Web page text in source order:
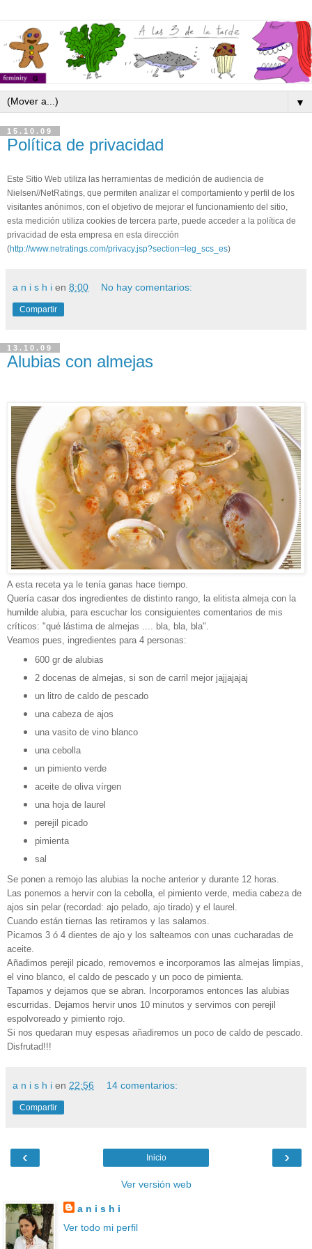
▼
15.10.09
Política de privacidad
Este Sitio Web utiliza las herramientas de medición de audiencia de
Nielsen//NetRatings, que permiten analizar el comportamiento y perfil de los
visitantes anónimos, con el objetivo de mejorar el funcionamiento del sitio,
esta medición utiliza cookies de tercera parte, puede acceder a la política de
privacidad de esta empresa en esta dirección
(http://www.netratings.com/privacy.jsp?section=leg_scs_es)
a n i s h i en 8:00 No hay comentarios:
Compartir
13.10.09
Alubias con almejas
A esta receta ya le tenía ganas hace tiempo.
Quería casar dos ingredientes de distinto rango, la elitista almeja con la
humilde alubia, para escuchar los consiguientes comentarios de mis
críticos: "qué lástima de almejas .... bla, bla, bla".
Veamos pues, ingredientes para 4 personas:
600 gr de alubias
2 docenas de almejas, si son de carril mejor jajjajajaj
un litro de caldo de pescado
una cabeza de ajos
una vasito de vino blanco
una cebolla
un pimiento verde
aceite de oliva vírgen
una hoja de laurel
perejil picado
pimienta
sal
Se ponen a remojo las alubias la noche anterior y durante 12 horas.
Las ponemos a hervir con la cebolla, el pimiento verde, media cabeza de
ajos sin pelar (recordad: ajo pelado, ajo tirado) y el laurel.
Cuando están tiernas las retiramos y las salamos.
Picamos 3 ó 4 dientes de ajo y los salteamos con unas cucharadas de
aceite.
Añadimos perejil picado, removemos e incorporamos las almejas limpias,
el vino blanco, el caldo de pescado y un poco de pimienta.
Tapamos y dejamos que se abran. Incorporamos entonces las alubias
escurridas. Dejamos hervir unos 10 minutos y servimos con perejil
espolvoreado y pimiento rojo.
Si nos quedaran muy espesas añadiremos un poco de caldo de pescado.
Disfrutad!!!
a n i s h i en 22:56 14 comentarios:
Compartir
‹ ›
Inicio
Ver versión web
a n i s h i
Ver todo mi perfil